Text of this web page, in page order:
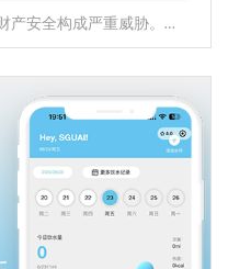
森林火灾对生态环境、人类生命财产安全构成严重威胁。由于森林面积广阔、地形复杂，传统的火灾监测手段存在监测范围有限、响应不...
产安全构成严重威胁。由
的火灾监测手段存在监测